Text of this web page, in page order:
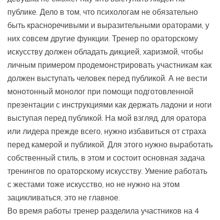
публике. Дело в том, что психологам не обязательно
быть красноречивыми и выразительными ораторами, у
них совсем другие функции. Тренер по ораторскому
искусству должен обладать дикцией, харизмой, чтобы
личным примером продемонстрировать участникам как
должен выступать человек перед публикой. А не вести
монотонный монолог при помощи подготовленной
презентации с инструкциями как держать ладони и ноги
выступая перед публикой. На мой взгляд, для оратора
или лидера прежде всего, нужно избавиться от страха
перед камерой и публикой. Для этого нужно выработать
собственный стиль, в этом и состоит основная задача
тренингов по ораторскому искусству. Умение работать
с жестами тоже искусство, но не нужно на этом
зацикливаться, это не главное.
Во время работы тренер разделила участников на 4